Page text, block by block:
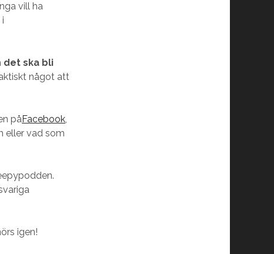
vill ha
det ska bli
något att
påFacebook,
eller vad som
igen!